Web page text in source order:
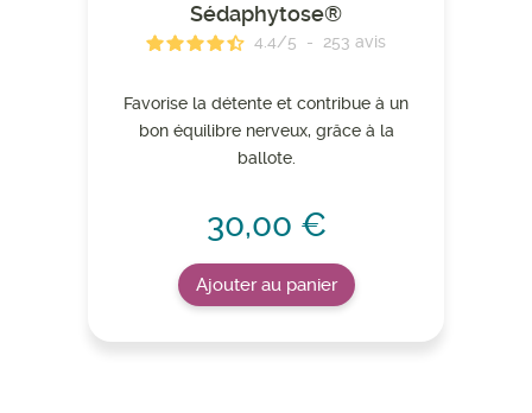
Sédaphytose®
4.4/5 - 253 avis
Favorise la détente et contribue à un
bon équilibre nerveux, grâce à la
ballote.
30,00 €
Ajouter au panier